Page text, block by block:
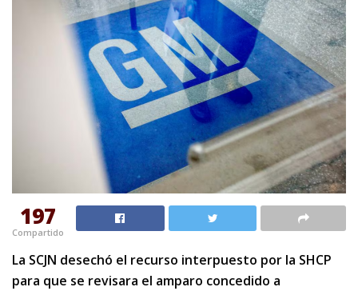
197
Compartido
La SCJN desechó el recurso interpuesto por la SHCP
para que se revisara el amparo concedido a